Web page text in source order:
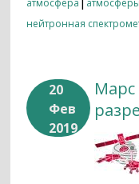
нейтронная
20
Фев
2019
Марс